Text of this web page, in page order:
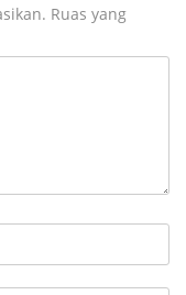
Ruas yang